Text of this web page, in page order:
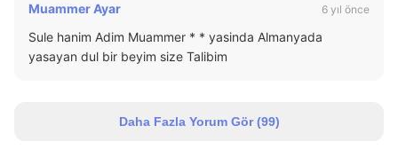
Muammer Ayar 6 yıl önce
Sule hanim Adim Muammer * * yasinda Almanyada
yasayan dul bir beyim size Talibim
Daha Fazla Yorum Gör (99)